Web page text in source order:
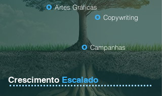
o Artes Gráficas
o Copywriting
o Campanhas
Crescimento Escalado